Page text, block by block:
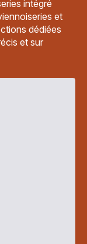
intégré
et
dédiées
et sur